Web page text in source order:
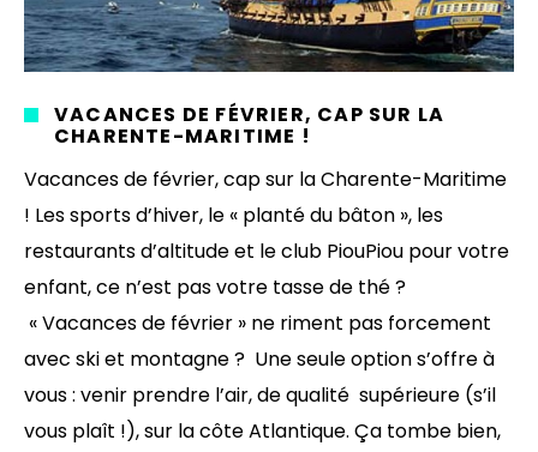
VACANCES DE FÉVRIER, CAP SUR LA
CHARENTE-MARITIME !
Vacances de février, cap sur la Charente-Maritime
! Les sports d’hiver, le « planté du bâton », les
restaurants d’altitude et le club PiouPiou pour votre
enfant, ce n’est pas votre tasse de thé ?
« Vacances de février » ne riment pas forcement
avec ski et montagne ? Une seule option s’offre à
vous : venir prendre l’air, de qualité supérieure (s’il
vous plaît !), sur la côte Atlantique. Ça tombe bien,